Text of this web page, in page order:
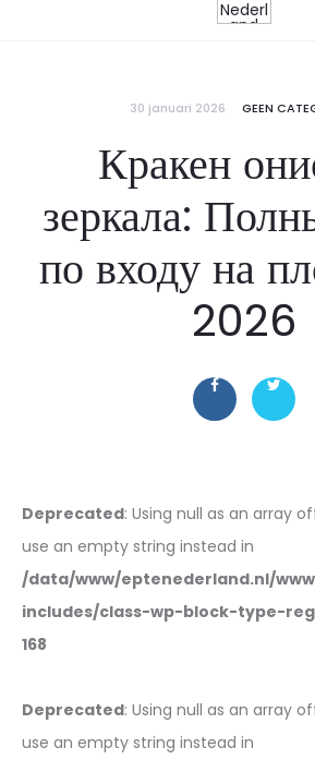
30 januari 2026 GEEN
Кракен
зеркала:
по входу на
2026
Deprecated: Using null as an array
use an empty string instead in
/data/www/eptenederland.nl/
includes/class-wp-block-type-
168
Deprecated: Using null as an array
use an empty string instead in